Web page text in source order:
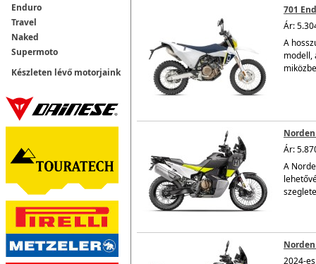
Enduro
Travel
Naked
Supermoto
Készleten lévő motorjaink
701
Ár:
A
modell,
Ár:
A
2024-